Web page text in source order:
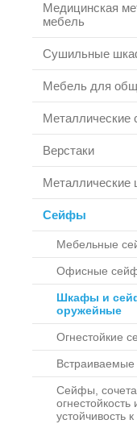
Медицинская
мебель
Сушильные
Мебель для
Металлические
Верстаки
Сейфы
Мебельные
Офисные
Шкафы и
оружейные
Огнестойкие
Сейфы,
огнестойкость
устойчивость